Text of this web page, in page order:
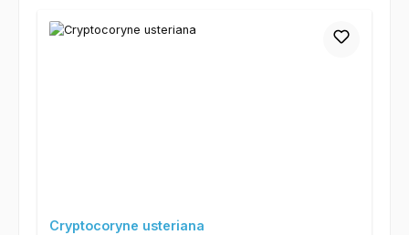
Cryptocoryne usteriana